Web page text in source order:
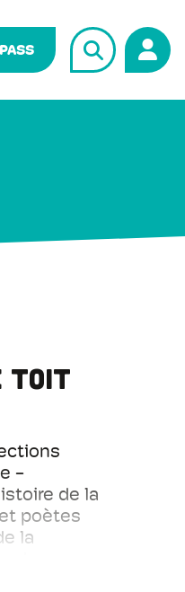
SUPPLÉMENTAIRES
toit
-
de la
poètes
la